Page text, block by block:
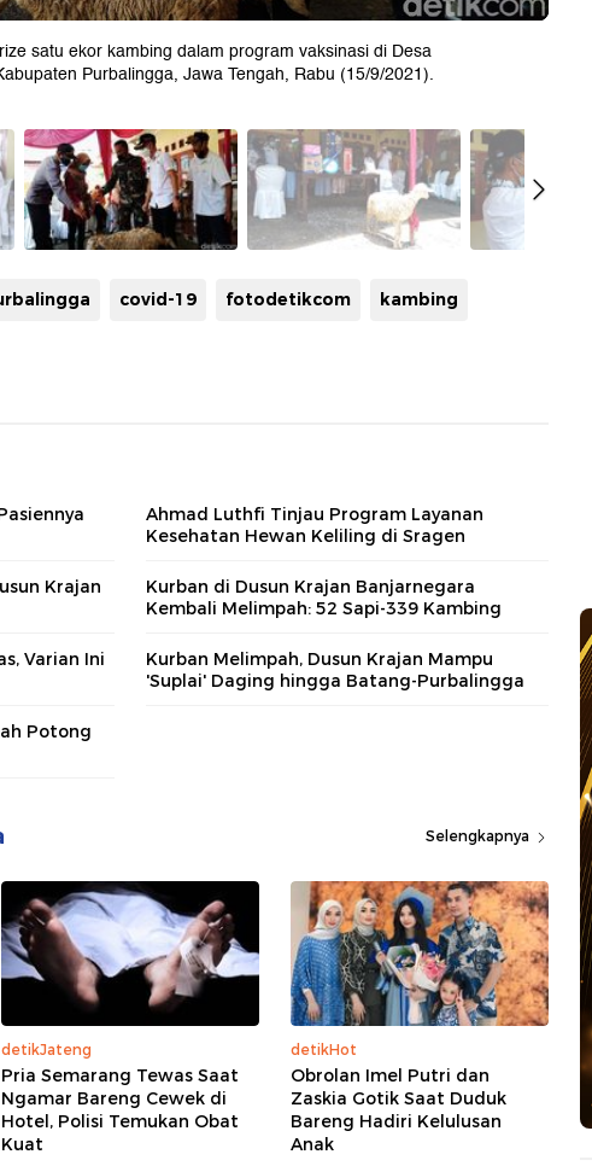
satu ekor kambing dalam program vaksinasi di Desa
Purbalingga, Jawa Tengah, Rabu (15/9/2021).
covid-19 fotodetikcom kambing
Ahmad Luthfi Tinjau Program Layanan
Kesehatan Hewan Keliling di Sragen
Krajan
Kurban di Dusun Krajan Banjarnegara
Kembali Melimpah: 52 Sapi-339 Kambing
Varian Ini
Kurban Melimpah, Dusun Krajan Mampu
'Suplai' Daging hingga Batang-Purbalingga
Potong
Selengkapnya
detikJateng
Pria Semarang Tewas Saat
Ngamar Bareng Cewek di
Hotel, Polisi Temukan Obat
Kuat
detikHot
Obrolan Imel Putri dan
Zaskia Gotik Saat Duduk
Bareng Hadiri Kelulusan
Anak